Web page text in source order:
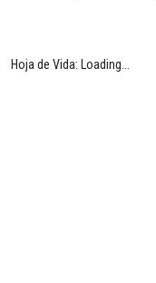
Hoja de Vida: Loading...